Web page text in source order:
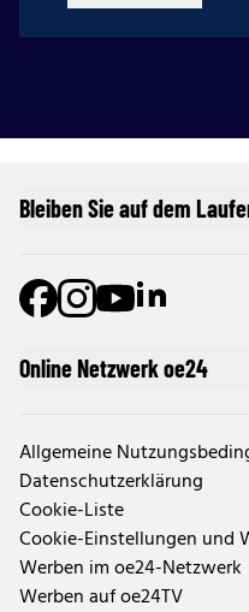
Online Netzwerk oe24
Allgemeine
Datenschutzerklärung
Cookie-Liste
Cookie-Einstellungen und
Werben im oe24-Netzwerk
Werben auf oe24TV
Bleiben Sie auf dem